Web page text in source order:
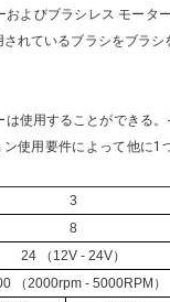
よびブラシレス モータ
れているブラシをブラ
使用することができる
使用要件によって他に1
3
8
24 （12V - 24V）
（2000rpm - 5000RPM）